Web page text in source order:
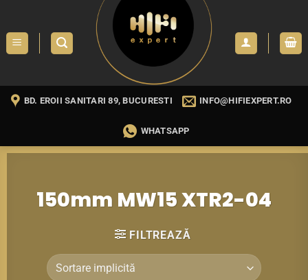
content
BD. EROII SANITARI 89, BUCURESTI INFO@HIFIEXPERT.RO
WHATSAPP
150mm MW15 XTR2-04
FILTREAZĂ